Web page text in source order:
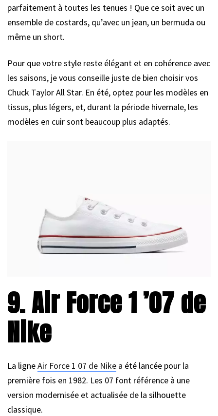
parfaitement à toutes les tenues ! Que ce soit avec un
ensemble de costards, qu’avec un jean, un bermuda ou
même un short.
Pour que votre style reste élégant et en cohérence avec
les saisons, je vous conseille juste de bien choisir vos
Chuck Taylor All Star. En été, optez pour les modèles en
tissus, plus légers, et, durant la période hivernale, les
modèles en cuir sont beaucoup plus adaptés.
9. Air Force 1 ’07 de
Nike
La ligneAir Force 1 07 de Nike a été lancée pour la
première fois en 1982. Les 07 font référence à une
version modernisée et actualisée de la silhouette
classique.